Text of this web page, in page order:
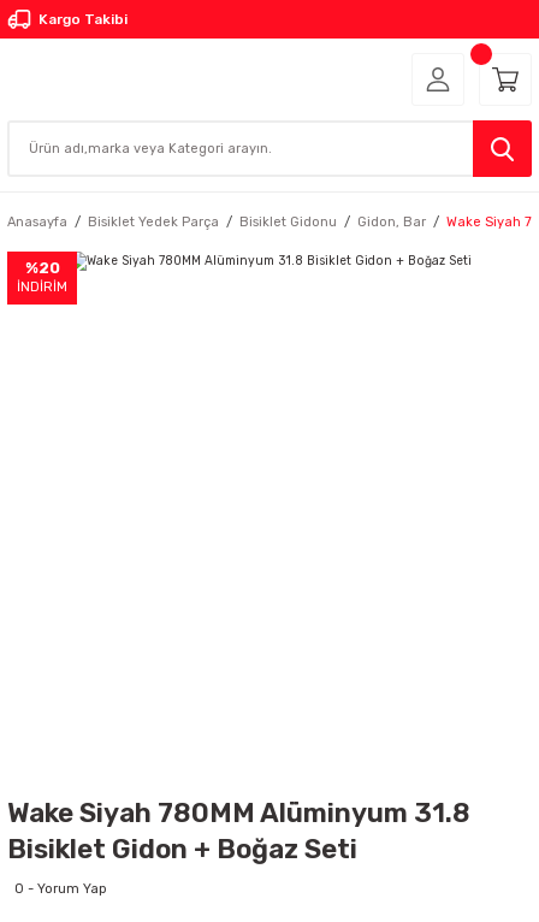
Kargo Takibi
Anasayfa Bisiklet Yedek Parça Bisiklet Gidonu Gidon, Bar Wake Siyah
%20
İNDİRİM
Wake Siyah 780MM Alüminyum 31.8
Bisiklet Gidon + Boğaz Seti
0 - Yorum Yap